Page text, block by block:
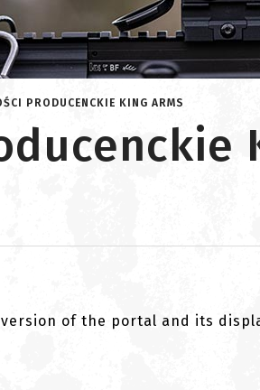
PRODUCENCKIE KING ARMS
of the portal and its